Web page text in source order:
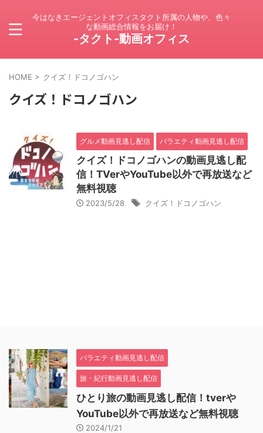
今はなきエージェントオフィスタクト所属の人物や、色々
な動画総合情報をお届け！
-タクト-動画オフィス
HOME > クイズ！ドコノゴハン
クイズ！ドコノゴハン
グルメ動画見逃し配信 バラエティ動画見逃し配信
クイズ！ドコノゴハンの動画見逃し配
信！TVerやYouTube以外で再放送など
無料視聴
2023/5/28 クイズ！ドコノゴハン
バラエティ動画見逃し配信
旅・紀行動画見逃し配信
ひとり旅の動画見逃し配信！tverや
YouTube以外で再放送など無料視聴
2024/1/21